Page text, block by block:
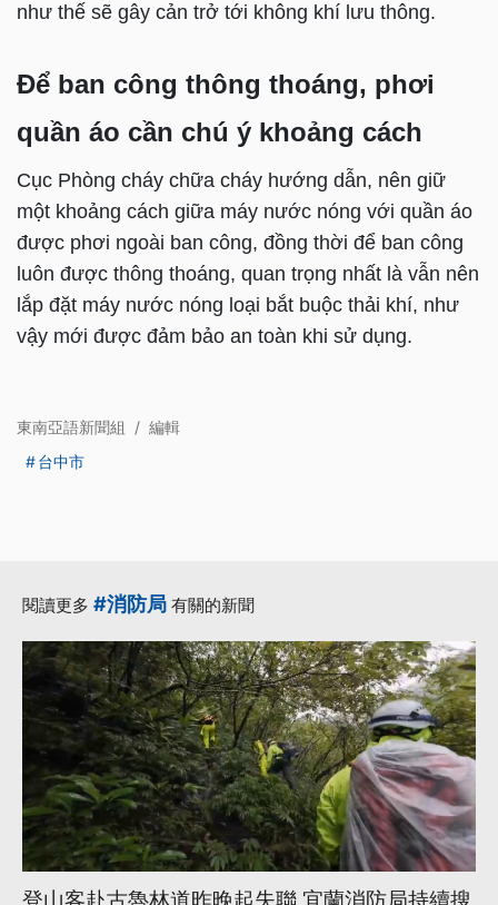
như thế sẽ gây cản trở tới không khí lưu thông.
Để ban công thông thoáng, phơi
quần áo cần chú ý khoảng cách
Cục Phòng cháy chữa cháy hướng dẫn, nên giữ
một khoảng cách giữa máy nước nóng với quần áo
được phơi ngoài ban công, đồng thời để ban công
luôn được thông thoáng, quan trọng nhất là vẫn nên
lắp đặt máy nước nóng loại bắt buộc thải khí, như
vậy mới được đảm bảo an toàn khi sử dụng.
東南亞語新聞組 / 編輯
台中市
閱讀更多 #消防局 有關的新聞